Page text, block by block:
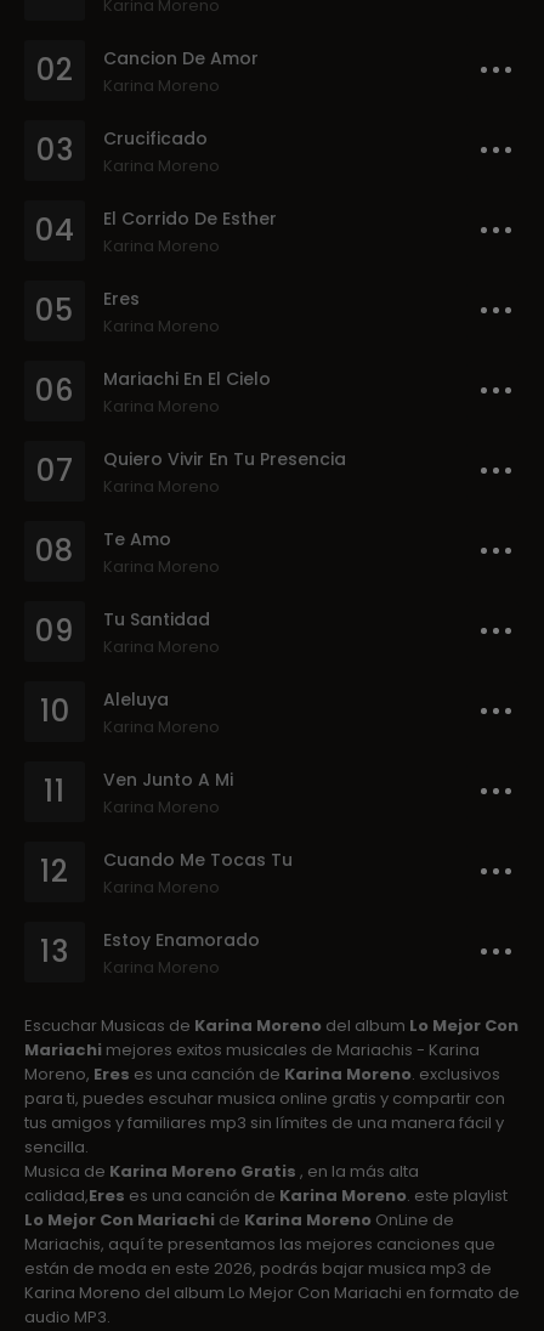
Karina Moreno
02 Cancion De Amor
Karina Moreno
03 Crucificado
Karina Moreno
04 El Corrido De Esther
Karina Moreno
05 Eres
Karina Moreno
06 Mariachi En El Cielo
Karina Moreno
07 Quiero Vivir En Tu Presencia
Karina Moreno
08 Te Amo
Karina Moreno
09 Tu Santidad
Karina Moreno
10 Aleluya
Karina Moreno
11 Ven Junto A Mi
Karina Moreno
12 Cuando Me Tocas Tu
Karina Moreno
13 Estoy Enamorado
Karina Moreno
Escuchar Musicas de Karina Moreno del album Lo Mejor Con
Mariachi mejores exitos musicales de Mariachis - Karina
Moreno, Eres es una canción de Karina Moreno. exclusivos
para ti, puedes escuhar musica online gratis y compartir con
tus amigos y familiares mp3 sin límites de una manera fácil y
sencilla.
Musica de Karina Moreno Gratis , en la más alta
calidad,Eres es una canción de Karina Moreno. este playlist
Lo Mejor Con Mariachi de Karina Moreno OnLine de
Mariachis, aquí te presentamos las mejores canciones que
están de moda en este 2026, podrás bajar musica mp3 de
Karina Moreno del album Lo Mejor Con Mariachi en formato de
audio MP3.